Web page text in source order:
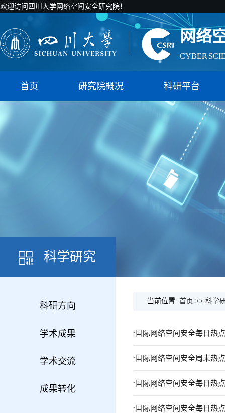
欢迎访问四川大学网络空间安全研究院！
网络
CYBER
国家智能
网络
CYBER
首页 研究院概况 科研平台
科学研究
科研方向
学术成果
学术交流
成果转化
当前位置: 首页 >> 科学
. 国际网络空间安全每日热
. 国际网络空间安全周末热
. 国际网络空间安全每日热
. 国际网络空间安全每日热